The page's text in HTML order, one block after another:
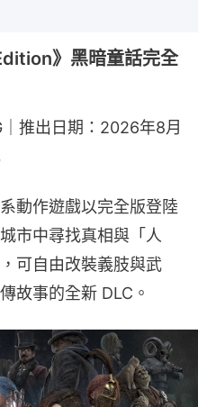
》黑暗童話完全
推出日期：2026年8月
動作遊戲以完全版登陸
市中尋找真相與「人
可自由改裝義肢與武
故事的全新 DLC。